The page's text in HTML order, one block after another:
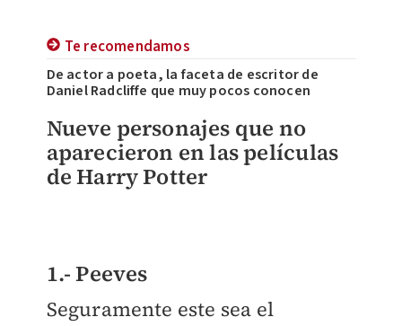
Te recomendamos
De actor a poeta, la faceta de escritor de
Daniel Radcliffe que muy pocos conocen
Nueve personajes que no
aparecieron en las películas
de Harry Potter
1.- Peeves
Seguramente este sea el